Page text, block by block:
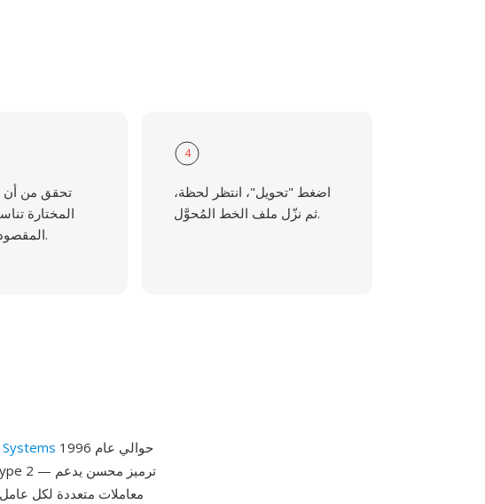
تحقق من أن
المختارة
المقصود قبل المتابعة.
4
اضغط "تحويل"، انتظر لحظة،
ثم نزّل ملف الخط المُحوَّل.
معاملات متعددة لكل